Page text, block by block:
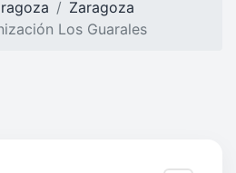
Zaragoza
Los Guarales